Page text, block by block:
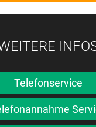
Telefonservice